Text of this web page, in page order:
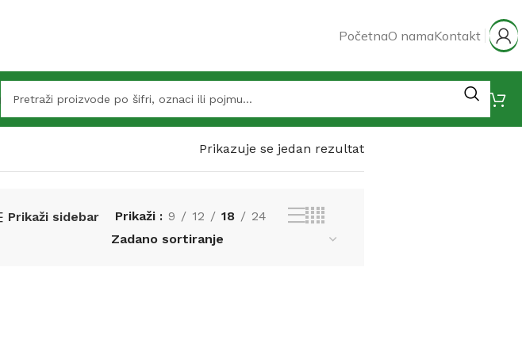
PočetnaO namaKontakt
Prikazuje se jedan rezultat
Prikaži sidebar Prikaži 9 12 18 24